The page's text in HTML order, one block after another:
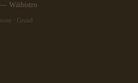
— Wäibistro
· Grund